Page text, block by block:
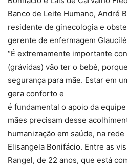
Banco de Leite Humano, André
residente de ginecologia e
gerente de enfermagem
“É extremamente importante
(grávidas) vão ter o bebê,
segurança para mãe. Estar em
gera conforto e
é fundamental o apoio da
mães precisam desse
humanização em saúde, na rede
Elisangela Bonifácio. Entre as
Rangel, de 22 anos, que está